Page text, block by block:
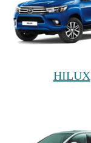
HILUX